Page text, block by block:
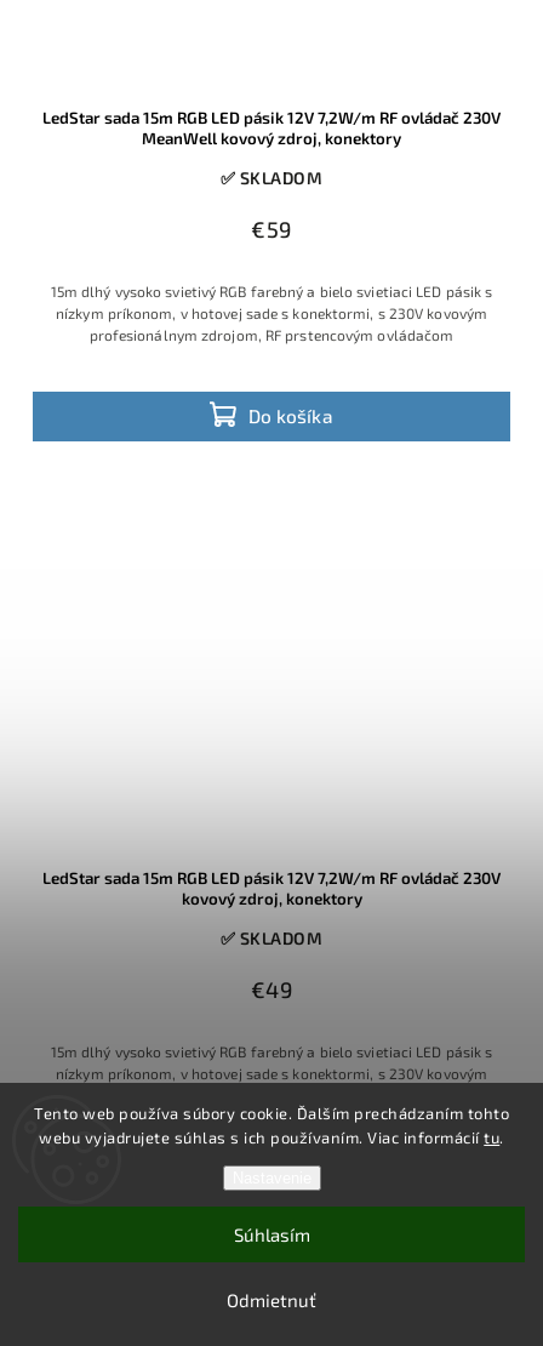
Tento web používa súbory cookie. Ďalším prechádzaním tohto
webu vyjadrujete súhlas s ich používaním. Viac informáciítu.
Odmietnuť
Súhlasím
LedStar sada 15m RGB LED pásik 12V 7,2W/m RF ovládač 230V
MeanWell kovový zdroj, konektory
✅ SKLADOM
€59
Do košíka
15m dlhý vysoko svietivý RGB farebný a bielo svietiaci LED pásik s
nízkym príkonom, v hotovej sade s konektormi, s 230V kovovým
profesionálnym zdrojom, RF prstencovým ovládačom
LedStar sada 15m RGB LED pásik 12V 7,2W/m RF ovládač 230V
kovový zdroj, konektory
✅ SKLADOM
€49
15m dlhý vysoko svietivý RGB farebný a bielo svietiaci LED pásik s
nízkym príkonom, v hotovej sade s konektormi, s 230V kovovým